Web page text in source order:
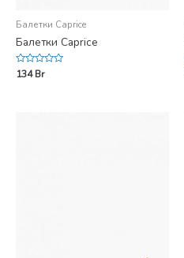
Балетки Caprice
Балетки Caprice
Rated
0134Br